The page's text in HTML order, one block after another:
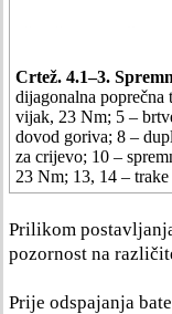
Crtež. 4.1–3.
dijagonalna
vijak, 23 Nm; 5 –
dovod goriva; 8 –
za crijevo; 10 –
23 Nm; 13, 14 –
Prilikom
pozornost na
Prije odspajanja